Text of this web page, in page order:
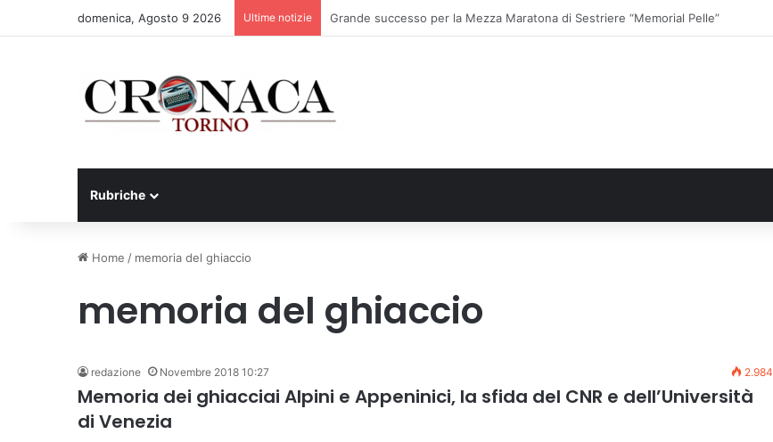
domenica, Agosto 9 2026 Ultime notizie Basket Torino: gli allenamenti Pre-Raduno in programma dal10 al 14 agosto
Rubriche
Home / memoria del ghiaccio
memoria del ghiaccio
redazione Novembre 2018 10:27 2.984
Memoria dei ghiacciai Alpini e Appeninici, la sfida del CNR e dell’Università
di Venezia